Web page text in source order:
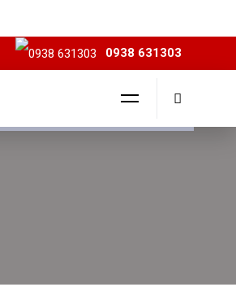
0938 631303